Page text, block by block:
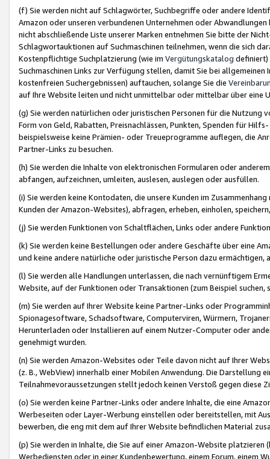
(f) Sie werden nicht auf Schlagwörter, Suchbegriffe oder andere
Amazon oder unseren verbundenen Unternehmen oder
nicht abschließende Liste unserer Marken entnehmen Sie bitte der
Schlagwortauktionen auf Suchmaschinen teilnehmen, wenn die sich
Kostenpflichtige Suchplatzierung (wie im Vergütungskatalog definiert)
Suchmaschinen Links zur Verfügung stellen, damit Sie bei
kostenfreien Suchergebnissen) auftauchen, solange Sie die
auf Ihre Website leiten und nicht unmittelbar oder mittelbar über eine
(g) Sie werden natürlichen oder juristischen Personen für die Nutzung
Form von Geld, Rabatten, Preisnachlässen, Punkten, Spenden für
beispielsweise keine Prämien- oder Treueprogramme auflegen, die
Partner-Links zu besuchen.
(h) Sie werden die Inhalte von elektronischen Formularen oder
abfangen, aufzeichnen, umleiten, auslesen, auslegen oder ausfüllen.
(i) Sie werden keine Kontodaten, die unsere Kunden im
Kunden der Amazon-Websites), abfragen, erheben, einholen,
(j) Sie werden Funktionen von Schaltflächen, Links oder andere
(k) Sie werden keine Bestellungen oder andere Geschäfte über eine
und keine andere natürliche oder juristische Person dazu
(l) Sie werden alle Handlungen unterlassen, die nach vernünftigem
Website, auf der Funktionen oder Transaktionen (zum Beispiel
(m) Sie werden auf Ihrer Website keine Partner-Links oder
Spionagesoftware, Schadsoftware, Computerviren, Würmern,
Herunterladen oder Installieren auf einem Nutzer-Computer oder
genehmigt wurden.
(n) Sie werden Amazon-Websites oder Teile davon nicht auf Ihrer
(z. B., WebView) innerhalb einer Mobilen Anwendung. Die Darstellung
Teilnahmevoraussetzungen stellt jedoch keinen Verstoß gegen diese
(o) Sie werden keine Partner-Links oder andere Inhalte, die eine
Werbeseiten oder Layer-Werbung einstellen oder bereitstellen, mit
bewerben, die eng mit dem auf Ihrer Website befindlichen Material
(p) Sie werden in Inhalte, die Sie auf einer Amazon-Website
Werbediensten oder in einer Kundenbewertung, einem Forum, einem